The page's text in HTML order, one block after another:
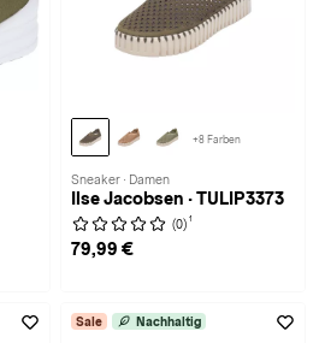
+8 Farben
Sneaker · Damen
Ilse Jacobsen · TULIP3373
(0) 1
79,99 €
Sale Nachhaltig